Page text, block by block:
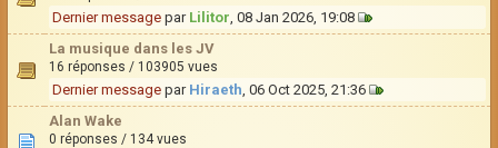
Dernier message par Lilitor, 08 Jan 2026, 19:08
La musique dans les JV
16 réponses / 103905 vues
Dernier message par Hiraeth, 06 Oct 2025, 21:36
Alan Wake
0 réponses / 134 vues